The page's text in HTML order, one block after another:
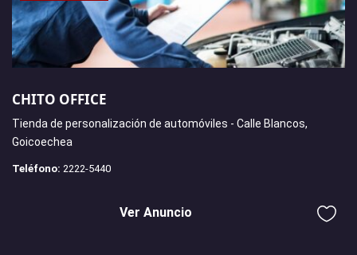
CHITO OFFICE
Tienda de personalización de automóviles - Calle Blancos,
Goicoechea
Teléfono: 2222-5440
Ver Anuncio